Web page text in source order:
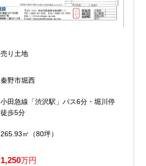
売り土地
秦野市堀西
小田急線「渋沢駅」バス6分・堀川停
徒歩5分
265.93㎡（80坪）
1,250万円